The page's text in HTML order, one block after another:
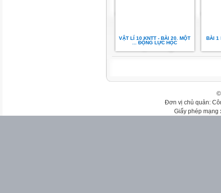
VẬT LÍ 10 KNTT - BÀI 20. MỘT
... ĐỘNG LỰC HỌC
BÀI 1
Đơn vị chủ quản:
Giấy phép mạng